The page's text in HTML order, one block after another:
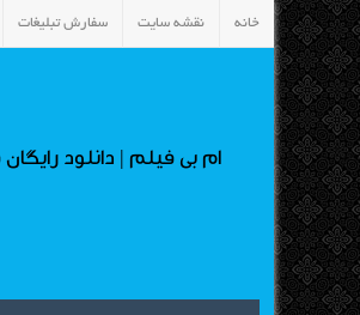
خانه نقشه سایت سفارش تبلیغات
ام بی فیلم | دانلود